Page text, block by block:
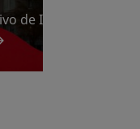
de Incorporación